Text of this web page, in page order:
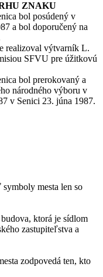
ZNAKU
bol posúdený v
a bol doporučený na
realizoval výtvarník L.
SFVU pre úžitkovú
bol prerokovaný a
národného výboru v
v Senici 23. júna 1987.
mesta len so
ktorá je sídlom
zastupiteľstva a
zodpovedá ten, kto